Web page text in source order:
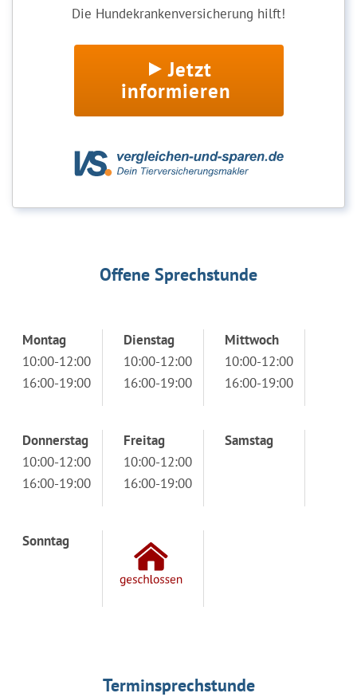
Die Hundekrankenversicherung hilft!
Jetzt
informieren
Offene Sprechstunde
Montag
10:00-12:00
16:00-19:00
Dienstag
10:00-12:00
16:00-19:00
Mittwoch
10:00-12:00
16:00-19:00
Donnerstag
10:00-12:00
16:00-19:00
Freitag
10:00-12:00
16:00-19:00
Samstag
Sonntag
Terminsprechstunde